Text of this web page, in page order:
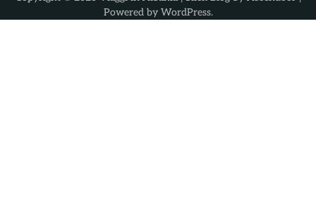
Powered by WordPress.